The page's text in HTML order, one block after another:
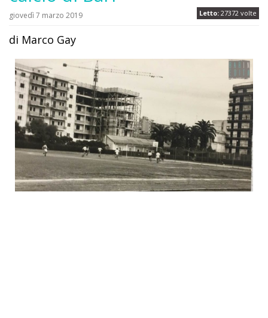
Letto: 27372 volte
giovedì 7 marzo 2019
di Marco Gay